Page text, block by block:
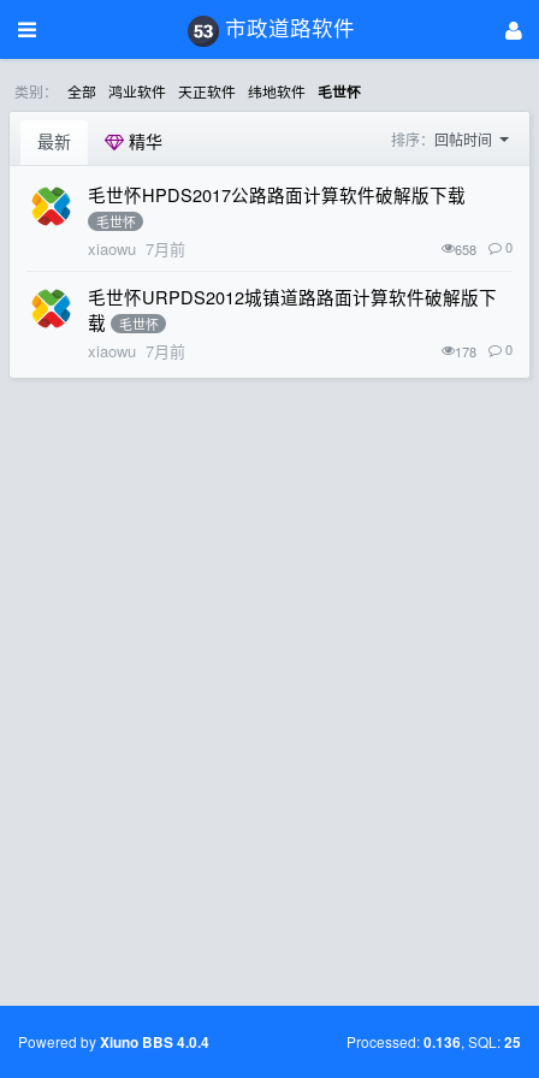
市政道路软件
类别： 全部 鸿业软件 天正软件 纬地软件 毛世怀
最新 精华 排序： 回帖时间
毛世怀HPDS2017公路路面计算软件破解版下载
毛世怀
xiaowu 7月前 658 0
毛世怀URPDS2012城镇道路路面计算软件破解版下
载
毛世怀
xiaowu 7月前 178 0
Powered byXiuno BBS4.0.4 Processed:0.136, SQL:25